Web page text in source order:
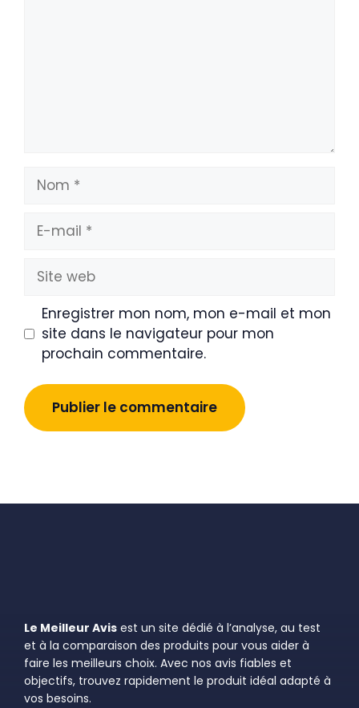
Nom
mail
Site
web
Enregistrer mon nom, mon e-mail et mon
site dans le navigateur pour mon
prochain commentaire.
Le Meilleur Avis est un site dédié à l’analyse, au test
et à la comparaison des produits pour vous aider à
faire les meilleurs choix. Avec nos avis fiables et
objectifs, trouvez rapidement le produit idéal adapté à
vos besoins.